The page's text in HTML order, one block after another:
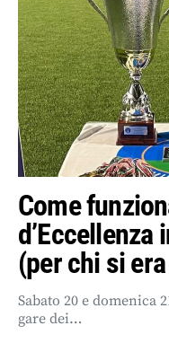
Come
d’Eccellenza
(per chi si
Sabato 20 e domenica
gare dei…